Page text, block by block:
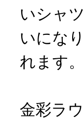
いシャ
いにな
れます。
金彩ラ